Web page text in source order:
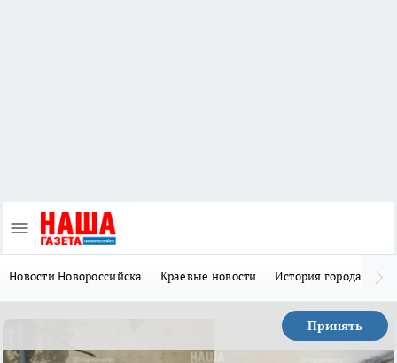
Новости Новороссийска Краевые новости История города Н
Принять